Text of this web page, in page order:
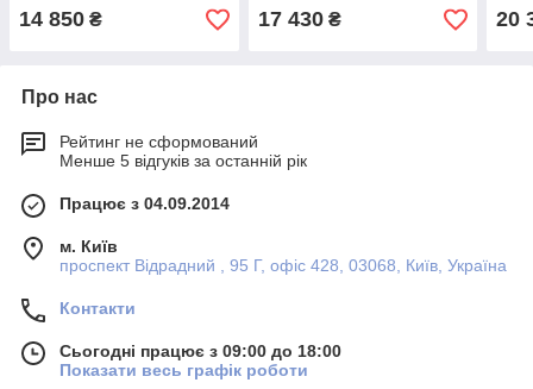
14 850 ₴ 17 430₴ 20
Про нас
Рейтинг не сформований
Менше 5 відгуків за останній рік
Працює з 04.09.2014
м. Київ
проспект Відрадний , 95 Г, офіс 428, 03068, Київ, Україна
Контакти
Сьогодні працює з 09:00 до 18:00
Показати весь графік роботи